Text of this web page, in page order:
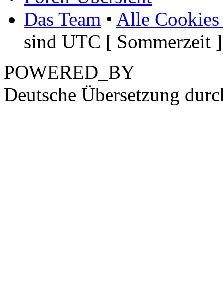
Das Team • Alle Cookies
sind UTC [ Sommerzeit ]
POWERED_BY
Deutsche Übersetzung